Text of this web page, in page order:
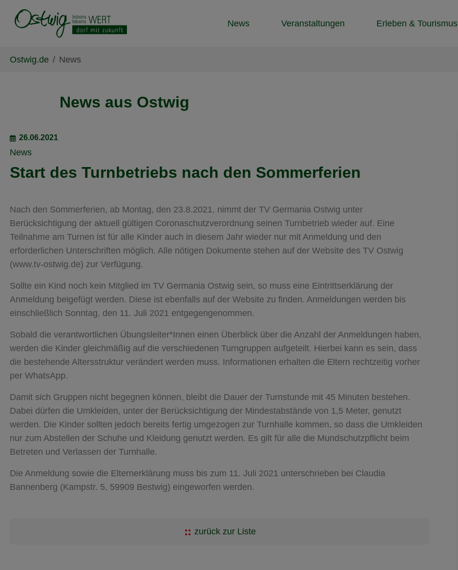
News
Veranstaltungen Erleben & Tourismus
Ostwig.de News
News aus Ostwig
26.06.2021
News
Start des Turnbetriebs nach den Sommerferien
Nach den Sommerferien, ab Montag, den 23.8.2021, nimmt der TV Germania Ostwig unter
Berücksichtigung der aktuell gültigen Coronaschutzverordnung seinen Turnbetrieb wieder auf. Eine
Teilnahme am Turnen ist für alle Kinder auch in diesem Jahr wieder nur mit Anmeldung und den
erforderlichen Unterschriften möglich. Alle nötigen Dokumente stehen auf der Website des TV Ostwig
(www.tv-ostwig.de) zur Verfügung.
Sollte ein Kind noch kein Mitglied im TV Germania Ostwig sein, so muss eine Eintrittserklärung der
Anmeldung beigefügt werden. Diese ist ebenfalls auf der Website zu finden. Anmeldungen werden bis
einschließlich Sonntag, den 11. Juli 2021 entgegengenommen.
Sobald die verantwortlichen Übungsleiter*Innen einen Überblick über die Anzahl der Anmeldungen haben,
werden die Kinder gleichmäßig auf die verschiedenen Turngruppen aufgeteilt. Hierbei kann es sein, dass
die bestehende Altersstruktur verändert werden muss. Informationen erhalten die Eltern rechtzeitig vorher
per WhatsApp.
Damit sich Gruppen nicht begegnen können, bleibt die Dauer der Turnstunde mit 45 Minuten bestehen.
Dabei dürfen die Umkleiden, unter der Berücksichtigung der Mindestabstände von 1,5 Meter, genutzt
werden. Die Kinder sollten jedoch bereits fertig umgezogen zur Turnhalle kommen, so dass die Umkleiden
nur zum Abstellen der Schuhe und Kleidung genutzt werden. Es gilt für alle die Mundschutzpflicht beim
Betreten und Verlassen der Turnhalle.
Die Anmeldung sowie die Elternerklärung muss bis zum 11. Juli 2021 unterschrieben bei Claudia
Bannenberg (Kampstr. 5, 59909 Bestwig) eingeworfen werden.
zurück zur Liste